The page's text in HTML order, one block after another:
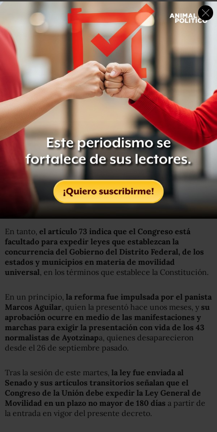
Sin embargo,
se precisa que el ejercicio de estos
derechos estará subordinado a las facultades de la
autoridad judicial, en los casos de responsabilidad
criminal o civil, y a las de la autoridad administrativa
por lo que toca a las limitaciones que impongan las leyes
sobre emigración, inmigración y salubridad general.
En tanto, el artículo 73 indica que el Congreso está
facultado para expedir leyes que establezcan la
concurrencia del Gobierno del Distrito Federal, de los
estados y municipios en materia de movilidad
universal , en los términos que establece la Constitución.
En un principio, la reforma fue impulsada por el panista
Marcos Aguilar , quien la presentó hace unos meses, y su
aprobación ocurre en medio de las manifestaciones y
marchas para exigir la presentación con vida de los 43
normalistas de Ayotzinapa, quienes desaparecieron
desde el 26 de septiembre pasado.
Tras la sesión de este martes, la ley fue enviada al
Senado y sus artículos transitorios señalan que el
Congreso de la Unión debe expedir la Ley General de
Movilidad en un plazo no mayor de 180 días a partir de
la entrada en vigor del presente decreto.